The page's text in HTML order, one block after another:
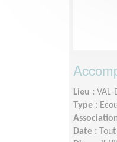
Lieu : VAL-
Type :
Date :